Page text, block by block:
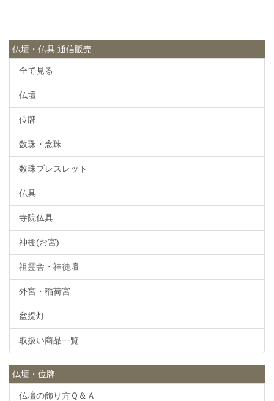
仏壇・仏具 通信販売
全て見る
仏壇
位牌
数珠・念珠
数珠ブレスレット
仏具
寺院仏具
神棚(お宮)
祖霊舎・神徒壇
外宮・稲荷宮
盆提灯
取扱い商品一覧
仏壇・位牌
仏壇の飾り方Ｑ＆Ａ